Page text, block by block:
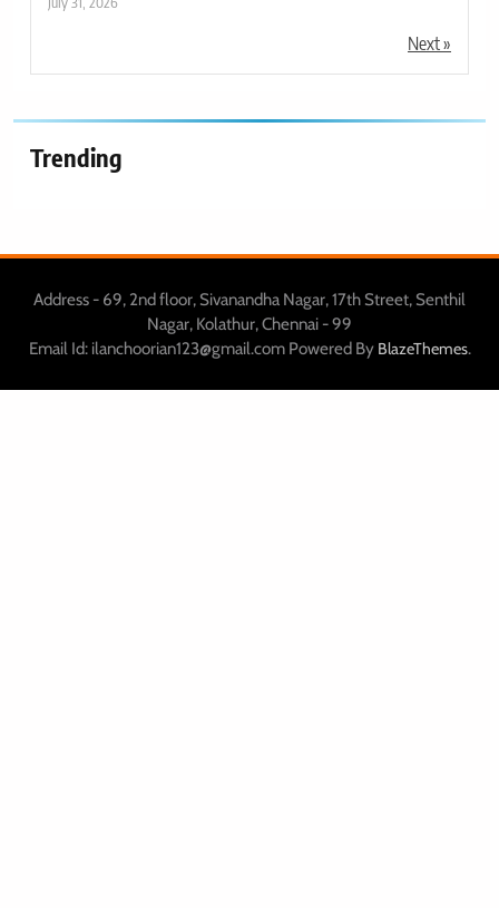
Next »
Trending
Address - 69, 2nd floor, Sivanandha Nagar, 17th Street, Senthil
Nagar, Kolathur, Chennai - 99
Email Id: ilanchoorian123@gmail.com Powered By BlazeThemes.